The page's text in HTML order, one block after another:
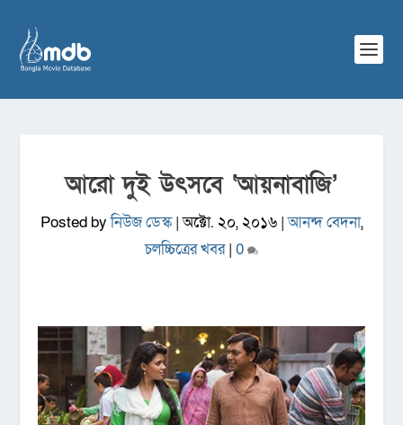
আরো দুই উৎসবে ‘আয়নাবাজি’
Posted byনিউজ ডেস্ক|অক্টো. ২০, ২০১৬|আনন্দ বেদনা,
চলচ্চিত্রের খবর| 0